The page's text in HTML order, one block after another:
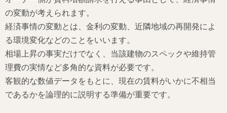
の変動が考えられます。
経済事情の変動とは、金利の変動、近隣地域の再開発によ
る環境変化などのことをいいます。
相場上昇の事実だけでなく、当該建物のスペックや維持管
理費の実情など多角的な資料が必要です。
客観的な数値データをもとに、現在の賃料がいかに不相当
であるかを論理的に説明する準備が重要です。